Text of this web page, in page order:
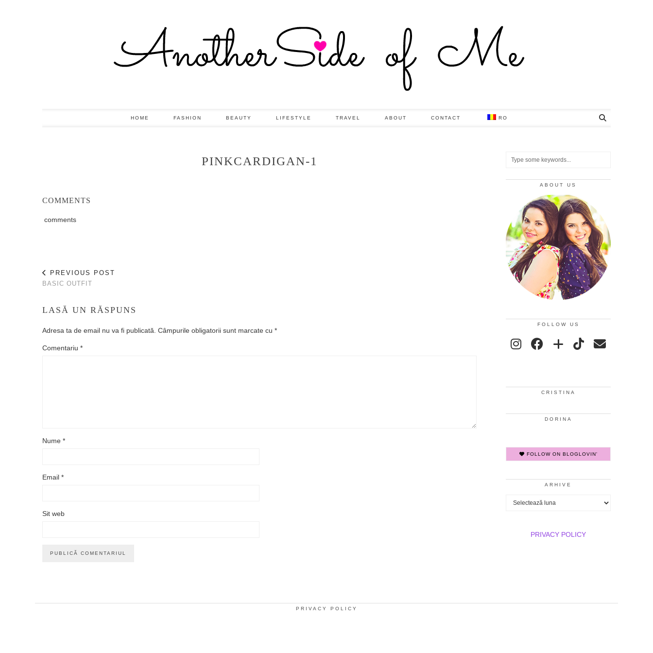
HOME FASHION BEAUTY LIFESTYLE TRAVEL ABOUT CONTACT RO
PINKCARDIGAN-1
COMMENTS
comments
PREVIOUS POST
BASIC OUTFIT
LASĂ UN RĂSPUNS
Adresa ta de email nu va fi publicată. Câmpurile obligatorii sunt marcate cu *
Comentariu *
Nume *
Email *
Sit web
ABOUT US
FOLLOW US
CRISTINA
DORINA
FOLLOW ON BLOGLOVIN'
ARHIVE
Arhive
PRIVACY POLICY
PRIVACY POLICY